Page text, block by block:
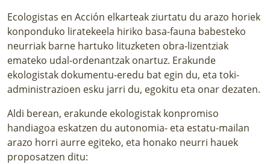
Ecologistas en Acción elkarteak ziurtatu du arazo horiek
konponduko liratekeela hiriko basa-fauna babesteko
neurriak barne hartuko lituzketen obra-lizentziak
emateko udal-ordenantzak onartuz. Erakunde
ekologistak dokumentu-eredu bat egin du, eta toki-
administrazioen esku jarri du, egokitu eta onar dezaten.
Aldi berean, erakunde ekologistak konpromiso
handiagoa eskatzen du autonomia- eta estatu-mailan
arazo horri aurre egiteko, eta honako neurri hauek
proposatzen ditu: